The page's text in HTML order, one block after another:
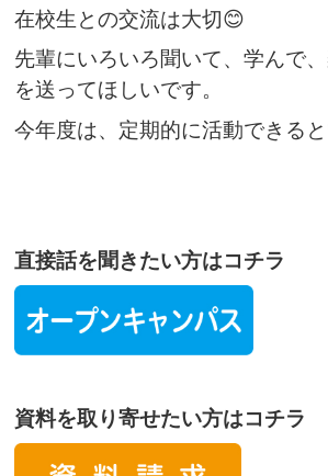
在校生との交流は大切😊
先輩にいろいろ聞いて、学んで
を送ってほしいです。
今年度は、定期的に活動できる
直接話を聞きたい方はコチラ
資料を取り寄せたい方はコチラ